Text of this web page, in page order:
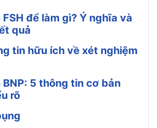
để làm gì? Ý nghĩa và
quả
tin hữu ích về xét nghiệm
BNP: 5 thông tin cơ bản
rõ